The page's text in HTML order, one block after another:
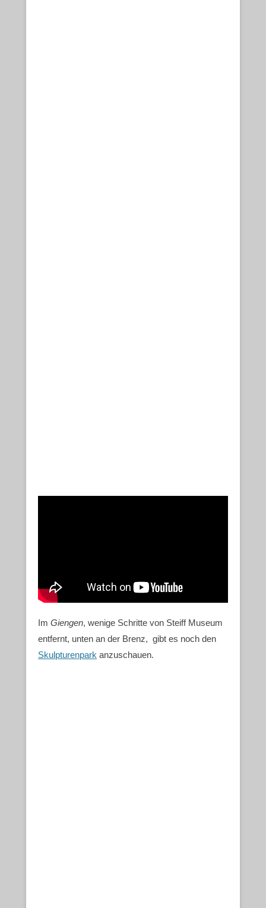
Im Giengen, wenige Schritte von Steiff Museum
entfernt, unten an der Brenz, gibt es noch den
Skulpturenpark anzuschauen.